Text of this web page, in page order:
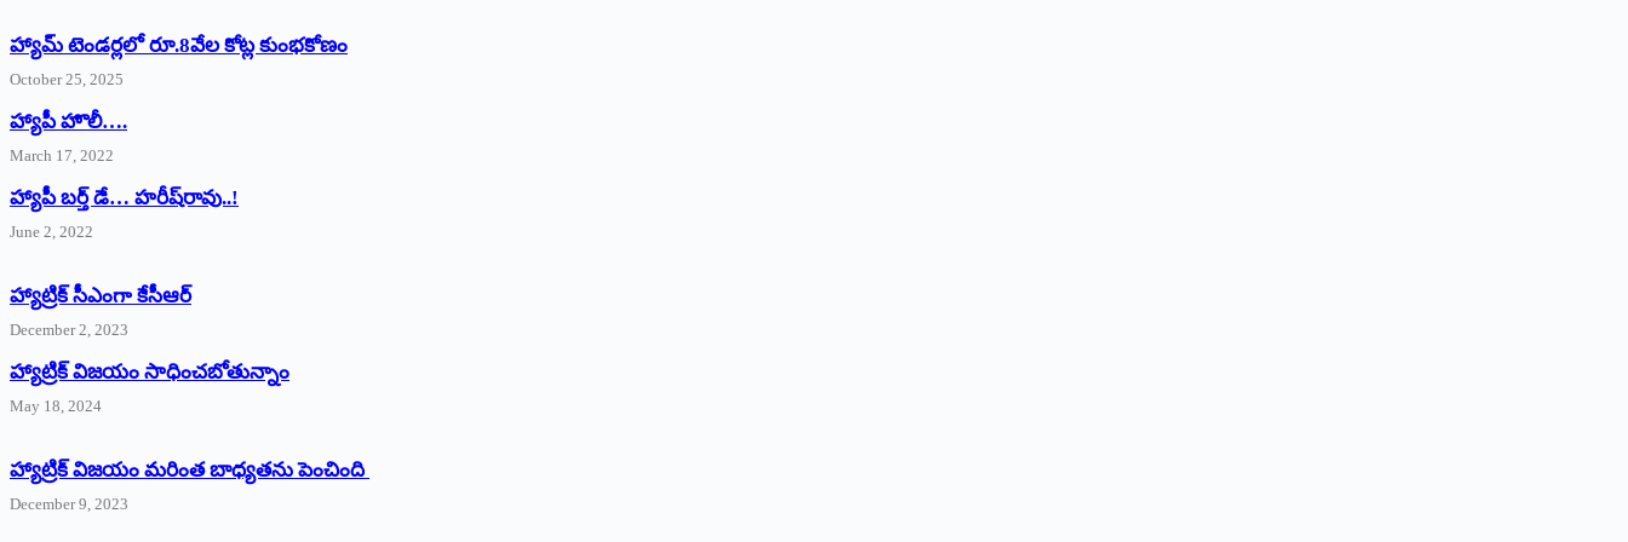
హ్యామ్‌ ‌టెండర్లలో రూ.8వేల కోట్ల కుంభకోణం
October 25, 2025
హ్యాపీ హొలీ….
March 17, 2022
హ్యాపీ బర్త్ ‌డే… హరీష్‌రావు..!
June 2, 2022
హ్యాట్రిక్‌ ‌సీఎంగా కేసీఆర్‌
December 2, 2023
హ్యాట్రిక్‌ విజయం సాధించబోతున్నాం
May 18, 2024
హ్యాట్రిక్ విజయం మరింత బాధ్యతను పెంచింది
December 9, 2023